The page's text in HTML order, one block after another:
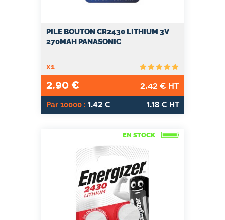
PILE BOUTON CR2430 LITHIUM 3V
270MAH PANASONIC
x1
2.90€ 2.42 € HT
Par 10000 : 1.42€ 1.18€ HT
EN STOCK